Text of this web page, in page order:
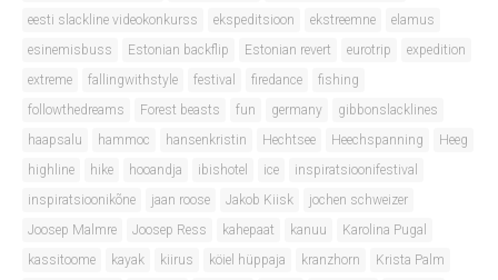
eesti slackline videokonkurss
ekspeditsioon ekstreemne
elamus
esinemisbuss
Estonian backflip Estonian revert eurotrip
expedition
extreme
fallingwithstyle festival firedance
fishing
followthedreams
Forest beasts fun germany
gibbonslacklines
haapsalu
hammoc hansenkristin Hechtsee Heechspanning
Heeg
highline
hike hooandja ibishotel ice
inspiratsioonifestival
inspiratsioonikõne
jaan roose Jakob Kiisk
jochen schweizer
Joosep Malmre
Joosep Ress kahepaat kanuu
Karolina Pugal
kassitoome
kayak kiirus köiel hüppaja kranzhorn
Krista Palm